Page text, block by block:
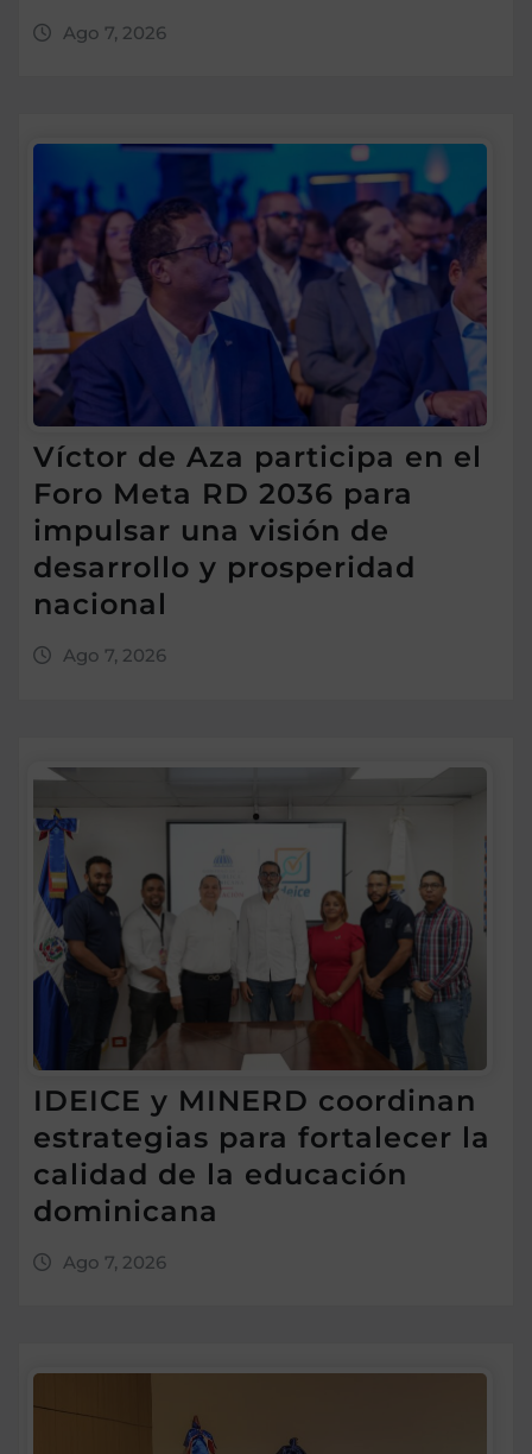
Ago 7, 2026
Víctor de Aza participa en el
Foro Meta RD 2036 para
impulsar una visión de
desarrollo y prosperidad
nacional
Ago 7, 2026
IDEICE y MINERD coordinan
estrategias para fortalecer la
calidad de la educación
dominicana
Ago 7, 2026